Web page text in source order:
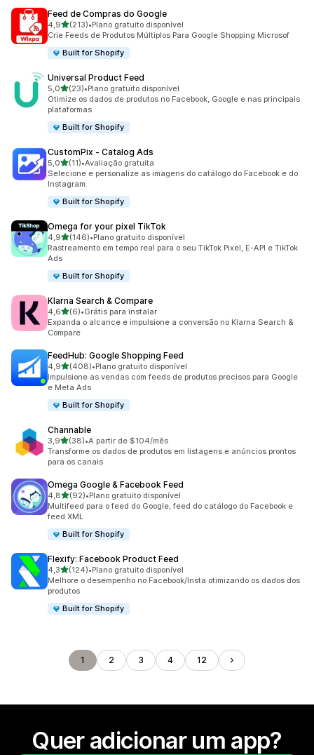
Feed de Compras do Google
4,9de 5 estrelas
(213)
213 avaliações ao todo
•Plano gratuito disponível
Crie Feeds de Produtos Múltiplos Para Google Shopping Microsof
Built for Shopify
Universal Product Feed
5,0de 5 estrelas
(23)
23 avaliações ao todo
•Plano gratuito disponível
Otimize os dados de produtos no Facebook, Google e nas principais
plataformas
Built for Shopify
CustomPix ‑ Catalog Ads
5,0de 5 estrelas
(11)
11 avaliações ao todo
•Avaliação gratuita
Selecione e personalize as imagens do catálogo do Facebook e do
Instagram.
Built for Shopify
Omega for your pixel TikTok
4,9de 5 estrelas
(146)
146 avaliações ao todo
•Plano gratuito disponível
Rastreamento em tempo real para o seu TikTok Pixel, E-API e TikTok
Ads
Built for Shopify
Klarna Search & Compare
4,6de 5 estrelas
(6)
6 avaliações ao todo
•Grátis para instalar
Expanda o alcance e impulsione a conversão no Klarna Search &
Compare
FeedHub: Google Shopping Feed
4,9de 5 estrelas
(408)
408 avaliações ao todo
•Plano gratuito disponível
Impulsione as vendas com feeds de produtos precisos para Google
e Meta Ads
Built for Shopify
Channable
3,9de 5 estrelas
(38)
38 avaliações ao todo
•A partir de $104/mês
Transforme os dados de produtos em listagens e anúncios prontos
para os canais
Omega Google & Facebook Feed
4,8de 5 estrelas
(92)
92 avaliações ao todo
•Plano gratuito disponível
Multifeed para o feed do Google, feed do catálogo do Facebook e
feed XML
Built for Shopify
Flexify: Facebook Product Feed
4,3de 5 estrelas
(124)
124 avaliações ao todo
•Plano gratuito disponível
Melhore o desempenho no Facebook/Insta otimizando os dados dos
produtos
Built for Shopify
1 2 3 4 12
Quer adicionar um app?